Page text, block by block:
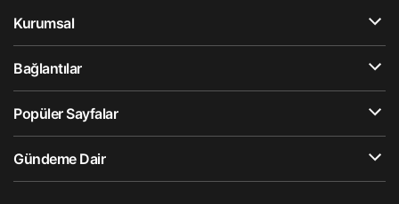
Kurumsal
Bağlantılar
Popüler Sayfalar
Gündeme Dair